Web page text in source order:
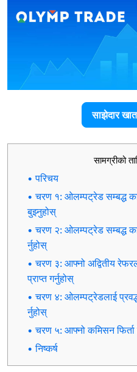
साझेदार
सामग्रीको
परिचय
चरण १: ओलम्पट्रेड सम्बद्ध
बुझ्नुहोस्
चरण २: ओलम्पट्रेड सम्बद्ध
र्नुहोस्
चरण ३: आफ्नो अद्वितीय
प्राप्त गर्नुहोस्
चरण ४: ओलम्पट्रेडलाई
र्नुहोस्
चरण ५: आफ्नो कमिसन फिर्ता
निष्कर्ष